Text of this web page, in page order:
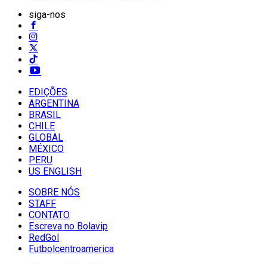
siga-nos
EDIÇÕES
ARGENTINA
BRASIL
CHILE
GLOBAL
MÉXICO
PERU
US ENGLISH
SOBRE NÓS
STAFF
CONTATO
Escreva no Bolavip
RedGol
Futbolcentroamerica